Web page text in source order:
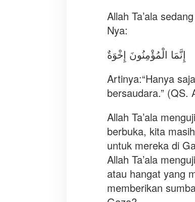
Allah Ta’ala
Nya:
إِنَّمَا الْمُؤْمِنُونَ إِخْوَةٌ
Artinya:“Hanya
bersaudara.” (QS.
Allah Ta’ala
berbuka, kita
untuk mereka di
Allah Ta’ala
atau hangat yang
memberikan